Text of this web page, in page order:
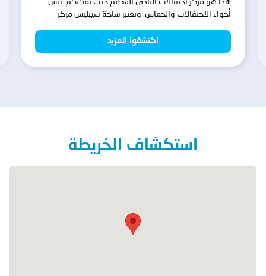
أجواء الاحتفالات والحماس. وتعتبر ساحة سيبليس مركز
اكتشفوا المزيد
استكشاف الخريطة